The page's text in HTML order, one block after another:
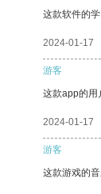
这款软件的
2024-01-17
游客
这款app的用
2024-01-17
游客
这款游戏的